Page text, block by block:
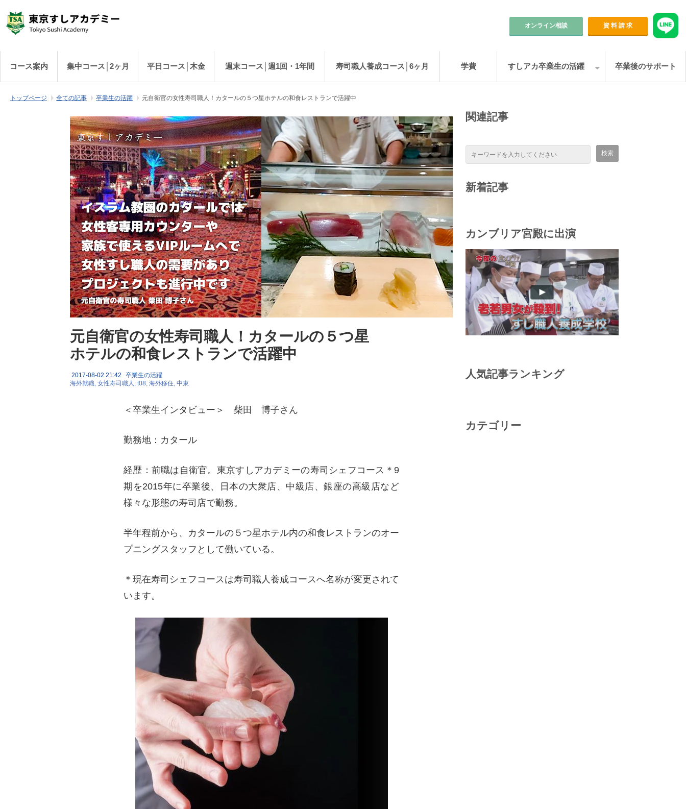
オンライン相談 資 料 請 求
コース案内 集中コース│2ヶ月 平日コース│木金 週末コース│週1回・1年間 寿司職人養成コース│6ヶ月 学費 すしアカ卒業生の活躍 卒業後のサポート
トップページ 全ての記事 卒業生の活躍 元自衛官の女性寿司職人！カタールの５つ星ホテルの和食レストランで活躍中
元自衛官の女性寿司職人！カタールの５つ星
ホテルの和食レストランで活躍中
2017-08-02 21:42
卒業生の活躍
海外就職 女性寿司職人 t08 海外移住 中東
＜卒業生インタビュー＞ 柴田 博子さん
勤務地：カタール
経歴：前職は自衛官。東京すしアカデミーの寿司シェフコース＊9
期を2015年に卒業後、日本の大衆店、中級店、銀座の高級店など
様々な形態の寿司店で勤務。
半年程前から、カタールの５つ星ホテル内の和食レストランのオー
プニングスタッフとして働いている。
＊現在寿司シェフコースは寿司職人養成コースへ名称が変更されて
います。
関連記事
新着記事
カンブリア宮殿に出演
人気記事ランキング
カテゴリー